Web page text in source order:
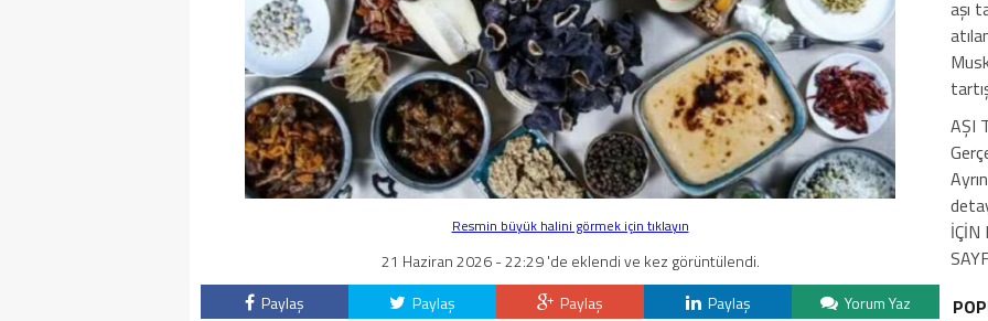
Resmin büyük halini görmek için tıklayın
21 Haziran 2026 - 22:29 'de eklendi ve kez görüntülendi.
Paylaş
Paylaş Paylaş Paylaş Yorum Yaz
aşı
AŞI
İÇİN